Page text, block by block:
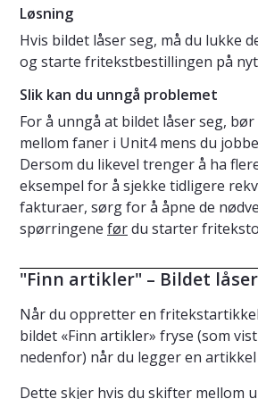
Løsning
Hvis bildet låser seg, må du lukke
og starte fritekstbestillingen på
Slik kan du unngå problemet
For å unngå at bildet låser seg,
mellom faner i Unit4 mens du
Dersom du likevel trenger å ha
eksempel for å sjekke tidligere
fakturaer, sørg for å åpne de
spørringene førdu starter
"Finn artikler" – Bildet
Når du oppretter en
bildet «Finn artikler» fryse (som
nedenfor) når du legger en
Dette skjer hvis du skifter mellom